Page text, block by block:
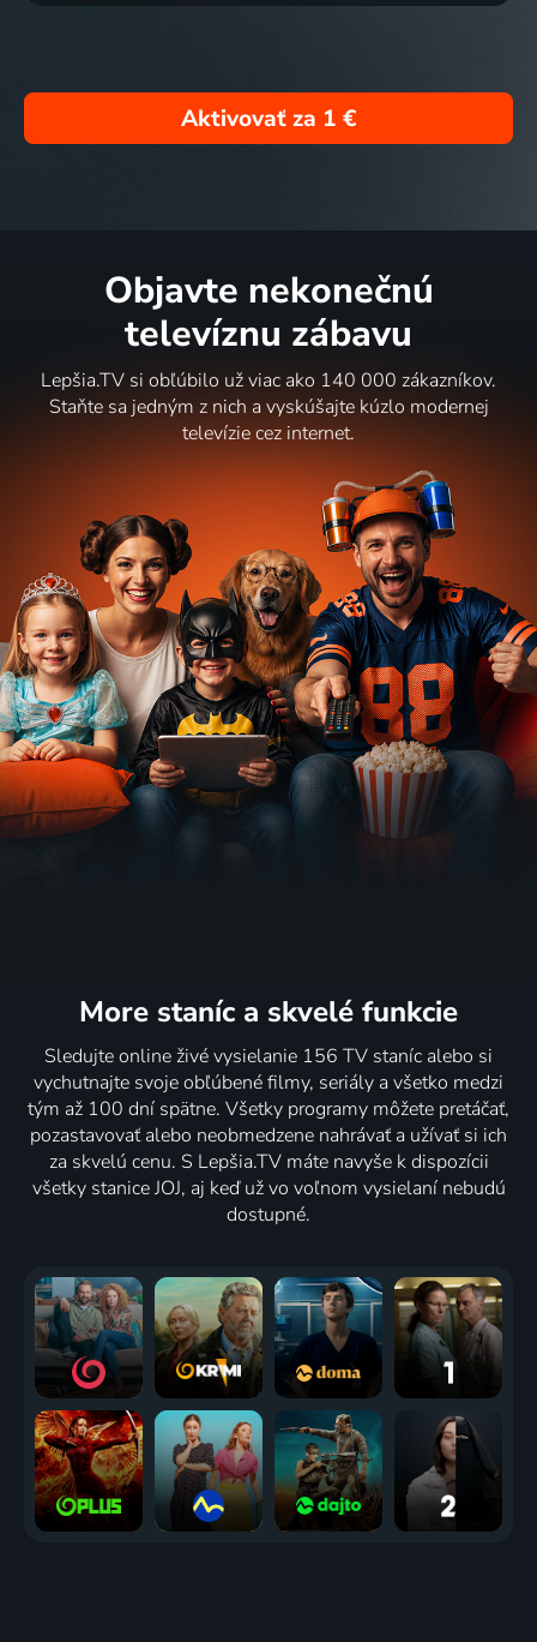
Aktivovať za 1 €
Objavte nekonečnú
televíznu zábavu
Lepšia.TV si obľúbilo už viac ako 140 000 zákazníkov.
Staňte sa jedným z nich a vyskúšajte kúzlo modernej
televízie cez internet.
More staníc a skvelé funkcie
Sledujte online živé vysielanie 156 TV staníc alebo si
vychutnajte svoje obľúbené filmy, seriály a všetko medzi
tým až 100 dní spätne. Všetky programy môžete pretáčať,
pozastavovať alebo neobmedzene nahrávať a užívať si ich
za skvelú cenu. S Lepšia.TV máte navyše k dispozícii
všetky stanice JOJ, aj keď už vo voľnom vysielaní nebudú
dostupné.